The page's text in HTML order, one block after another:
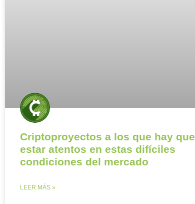
Criptoproyectos a los que hay que
estar atentos en estas difíciles
condiciones del mercado
LEER MÁS »